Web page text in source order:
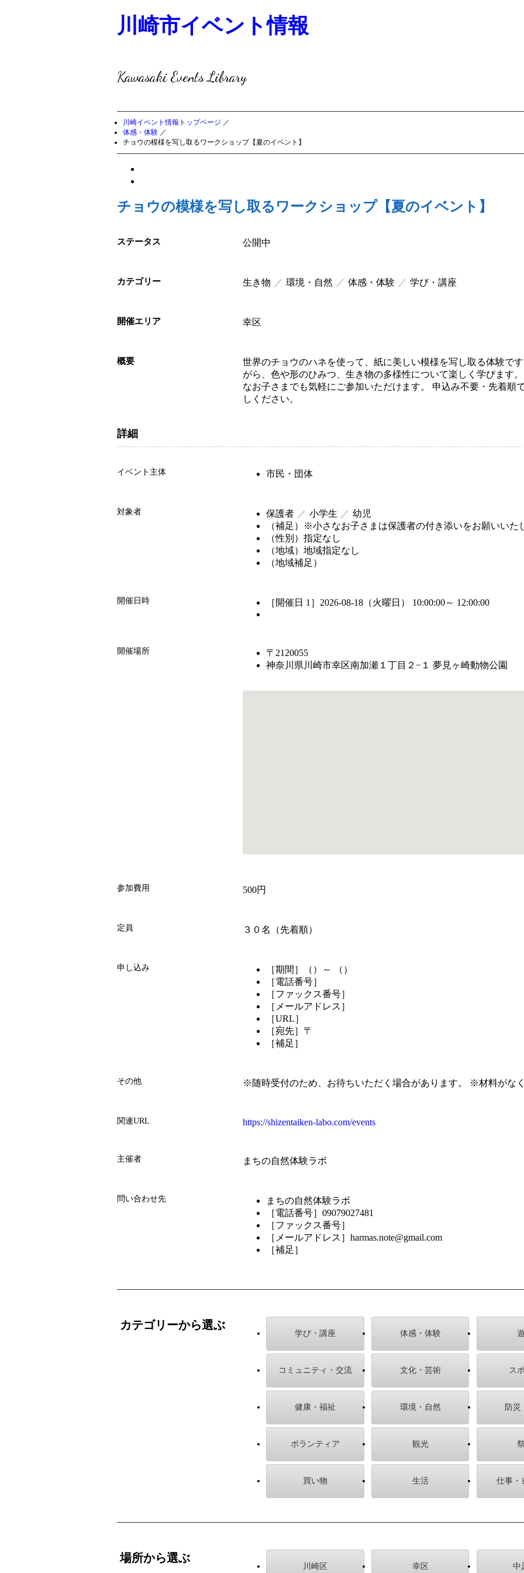
川崎市イベント情報
Kawasaki Events Library
川崎イベント情報トップページ ／
体感・体験 ／
チョウの模様を写し取るワークショップ【夏のイベント】
チョウの模様を写し取るワークショップ【夏のイベント】
ステータス 公開中
カテゴリー 生き物 環境・自然 体感・体験 学び・講座
開催エリア 幸区
概要
世界のチョウのハネを使って、紙に美しい模様を写し取る体験で
がら、色や形のひみつ、生き物の多様性について楽しく学びます
なお子さまでも気軽にご参加いただけます。 申込み不要・先着順
しください。
詳細
イベント主体 市民・団体
対象者 保護者 小学生
幼児
（補足）
※小さなお子さまは保護者の付き添いをお願いいた
（性別） 指定なし
（地域） 地域指定なし
（地域補足）
開催日時 ［開催日 1］2026-08-18（火曜日） 10:00:00～ 12:00:00
開催場所
〒2120055
神奈川県川崎市幸区南加瀬１丁目２−１ 夢見ヶ崎動物公園
参加費用 500円
定員 ３０名（先着順）
申し込み
［期間］（）～ （）
［電話番号］
［ファックス番号］
［メールアドレス］
［URL］
［宛先］〒
［補足］
その他 ※随時受付のため、お待ちいただく場合があります。 ※材料がな
関連URL https://shizentaiken-labo.com/events
主催者 まちの自然体験ラボ
問い合わせ先
まちの自然体験ラボ
［電話番号］09079027481
［ファックス番号］
［メールアドレス］harmas.note@gmail.com
［補足］
カテゴリーから選ぶ
学び・講座 体感・体験
コミュニティ・交流 文化・芸術 ス
健康・福祉 環境・自然 防災
ボランティア 観光
買い物 生活 仕事・
場所から選ぶ
川崎区 幸区 中